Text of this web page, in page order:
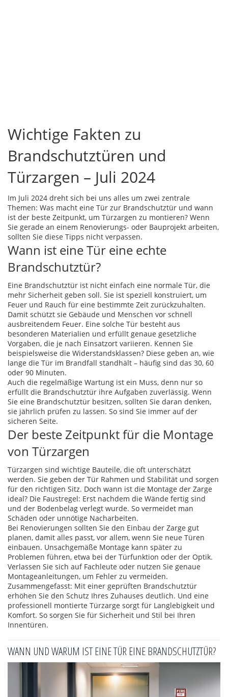
Wichtige Fakten zu
Brandschutztüren und
Türzargen – Juli 2024
Im Juli 2024 dreht sich bei uns alles um zwei zentrale
Themen: Was macht eine Tür zur Brandschutztür und wann
ist der beste Zeitpunkt, um Türzargen zu montieren? Wenn
Sie gerade an einem Renovierungs- oder Bauprojekt arbeiten,
sollten Sie diese Tipps nicht verpassen.
Wann ist eine Tür eine echte
Brandschutztür?
Eine Brandschutztür ist nicht einfach eine normale Tür, die
mehr Sicherheit geben soll. Sie ist speziell konstruiert, um
Feuer und Rauch für eine bestimmte Zeit zurückzuhalten.
Damit schützt sie Gebäude und Menschen vor schnell
ausbreitendem Feuer. Eine solche Tür besteht aus
besonderen Materialien und erfüllt genaue gesetzliche
Vorgaben, die je nach Einsatzort variieren. Kennen Sie
beispielsweise die Widerstandsklassen? Diese geben an, wie
lange die Tür im Brandfall standhält – häufig sind das 30, 60
oder 90 Minuten.
Auch die regelmäßige Wartung ist ein Muss, denn nur so
erfüllt die Brandschutztür ihre Aufgaben zuverlässig. Wenn
Sie eine Brandschutztür besitzen, sollten Sie daran denken,
sie jährlich prüfen zu lassen. So sind Sie immer auf der
sicheren Seite.
Der beste Zeitpunkt für die Montage
von Türzargen
Türzargen sind wichtige Bauteile, die oft unterschätzt
werden. Sie geben der Tür Rahmen und Stabilität und sorgen
für den richtigen Sitz. Doch wann ist die Montage der Zarge
ideal? Die Faustregel: Erst nachdem die Wände fertig sind
und der Bodenbelag verlegt wurde. So vermeidet man
Schäden oder unnötige Nacharbeiten.
Bei Renovierungen sollten Sie den Einbau der Zarge gut
planen, damit alles passt, vor allem, wenn Sie neue Türen
einbauen. Unsachgemäße Montage kann später zu
Problemen führen, etwa bei der Türfunktion oder der Optik.
Verlassen Sie sich auf Fachleute oder nutzen Sie genaue
Montageanleitungen, um Fehler zu vermeiden.
Zusammengefasst: Mit einer geprüften Brandschutztür
erhöhen Sie den Schutz Ihres Zuhauses deutlich. Und eine
professionell montierte Türzarge sorgt für Langlebigkeit und
Komfort. So sorgen Sie für Sicherheit und Stil bei Ihren
Innentüren.
WANN UND WARUM IST EINE TÜR EINE BRANDSCHUTZTÜR?